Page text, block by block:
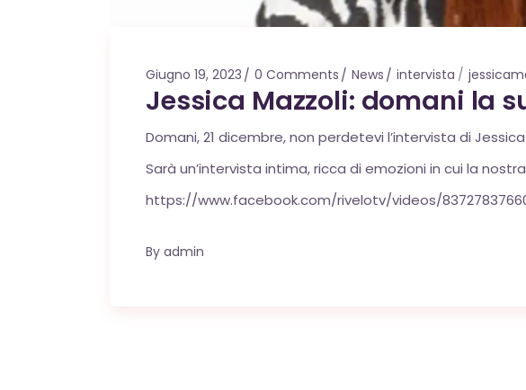
Giugno 19, 2023 0 Comments News intervista
Jessica Mazzoli: domani la
Domani, 21 dicembre, non perdetevi l’intervista di
Sarà un’intervista intima, ricca di emozioni in cui la
https://www.facebook.com/rivelotv/videos/
By admin